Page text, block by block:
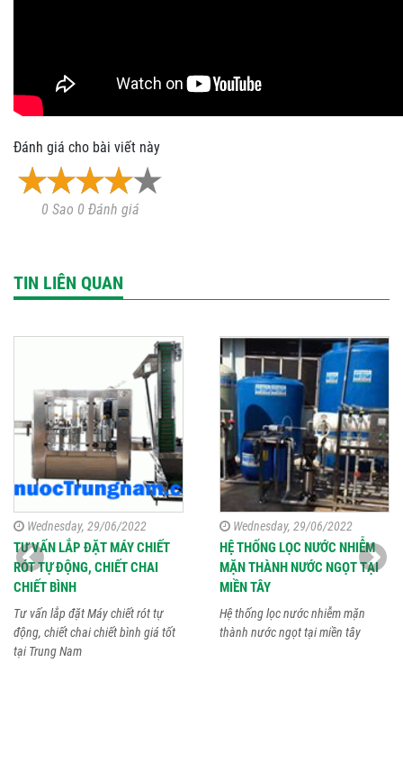
Đánh giá cho bài viết này
0 Sao 0 Đánh giá
TIN LIÊN QUAN
Wednesday, 29/06/2022
TƯ VẤN LẮP ĐẶT MÁY CHIẾT
RÓT TỰ ĐỘNG, CHIẾT CHAI
CHIẾT BÌNH
Tư vấn lắp đặt Máy chiết rót tự
động, chiết chai chiết bình giá tốt
tại Trung Nam
Wednesday, 29/06/2022
HỆ THỐNG LỌC NƯỚC NHIỄM
MẶN THÀNH NƯỚC NGỌT TẠI
MIỀN TÂY
Hệ thống lọc nước nhiễm mặn
thành nước ngọt tại miền tây